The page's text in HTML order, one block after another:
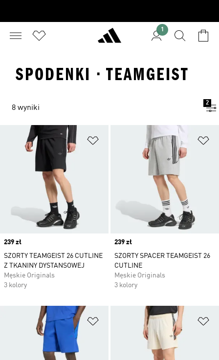
1
SPODENKI · TEAMGEIST
8 wyniki
2
Dodaj do listy życzeń
Price
239 zł
SZORTY TEAMGEIST 26 CUTLINE
Z TKANINY DYSTANSOWEJ
Męskie Originals
3 kolory
Price
239 zł
SZORTY SPACER TEAMGEIST 26
CUTLINE
Męskie Originals
3 kolory
Dodaj do listy życzeń